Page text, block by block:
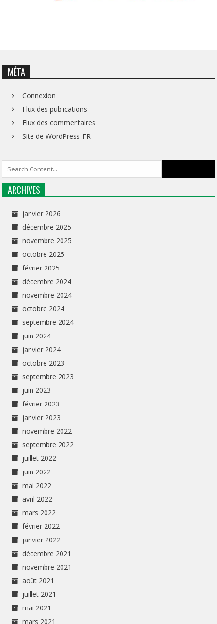
MÉTA
Connexion
Flux des publications
Flux des commentaires
Site de WordPress-FR
ARCHIVES
janvier 2026
décembre 2025
novembre 2025
octobre 2025
février 2025
décembre 2024
novembre 2024
octobre 2024
septembre 2024
juin 2024
janvier 2024
octobre 2023
septembre 2023
juin 2023
février 2023
janvier 2023
novembre 2022
septembre 2022
juillet 2022
juin 2022
mai 2022
avril 2022
mars 2022
février 2022
janvier 2022
décembre 2021
novembre 2021
août 2021
juillet 2021
mai 2021
mars 2021